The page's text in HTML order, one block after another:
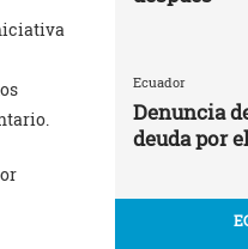
Ecuador
Denuncia
deuda por